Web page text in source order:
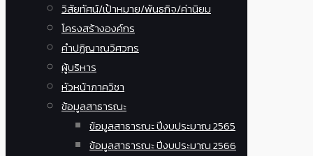
วิสัยทัศน์/เป้าหมาย/พันธกิจ/ค่านิยม
โครงสร้างองค์กร
คำปฏิญาณวิศวกร
ผู้บริหาร
หัวหน้าภาควิชา
ข้อมูลสาธารณะ
ข้อมูลสาธารณะ ปีงบประมาณ 2565
ข้อมูลสาธารณะ ปีงบประมาณ 2566